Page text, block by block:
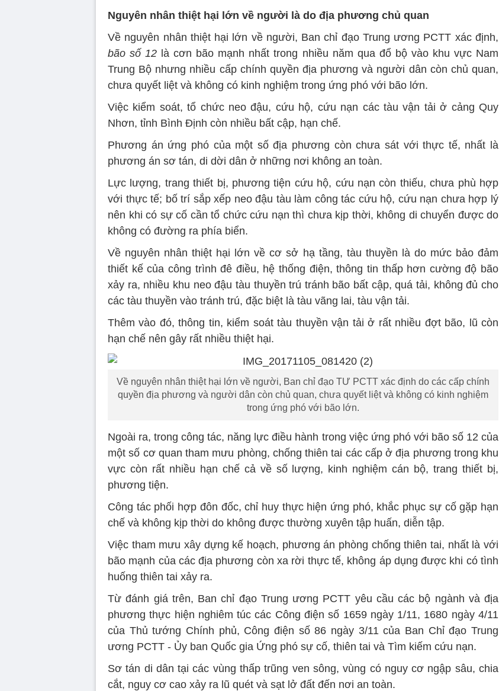
Nguyên nhân thiệt hại lớn về người là do địa phương chủ quan
Về nguyên nhân thiệt hại lớn về người, Ban chỉ đạo Trung ương PCTT xác định,
bão số 12 là cơn bão mạnh nhất trong nhiều năm qua đổ bộ vào khu vực Nam
Trung Bộ nhưng nhiều cấp chính quyền địa phương và người dân còn chủ quan,
chưa quyết liệt và không có kinh nghiệm trong ứng phó với bão lớn.
Việc kiểm soát, tổ chức neo đậu, cứu hộ, cứu nạn các tàu vận tải ở cảng Quy
Nhơn, tỉnh Bình Định còn nhiều bất cập, hạn chế.
Phương án ứng phó của một số địa phương còn chưa sát với thực tế, nhất là
phương án sơ tán, di dời dân ở những nơi không an toàn.
Lực lượng, trang thiết bị, phương tiện cứu hộ, cứu nạn còn thiếu, chưa phù hợp
với thực tế; bố trí sắp xếp neo đậu tàu làm công tác cứu hộ, cứu nạn chưa hợp lý
nên khi có sự cố cần tổ chức cứu nạn thì chưa kịp thời, không di chuyển được do
không có đường ra phía biển.
Về nguyên nhân thiệt hại lớn về cơ sở hạ tầng, tàu thuyền là do mức bảo đảm
thiết kế của công trình đê điều, hệ thống điện, thông tin thấp hơn cường độ bão
xảy ra, nhiều khu neo đậu tàu thuyền trú tránh bão bất cập, quá tải, không đủ cho
các tàu thuyền vào tránh trú, đặc biệt là tàu vãng lai, tàu vận tải.
Thêm vào đó, thông tin, kiểm soát tàu thuyền vận tải ở rất nhiều đợt bão, lũ còn
hạn chế nên gây rất nhiều thiệt hại.
Về nguyên nhân thiệt hại lớn về người, Ban chỉ đạo TƯ PCTT xác định do các cấp chính
quyền địa phương và người dân còn chủ quan, chưa quyết liệt và không có kinh nghiệm
trong ứng phó với bão lớn.
Ngoài ra, trong công tác, năng lực điều hành trong việc ứng phó với bão số 12 của
một số cơ quan tham mưu phòng, chống thiên tai các cấp ở địa phương trong khu
vực còn rất nhiều hạn chế cả về số lượng, kinh nghiệm cán bộ, trang thiết bị,
phương tiện.
Công tác phối hợp đôn đốc, chỉ huy thực hiện ứng phó, khắc phục sự cố gặp hạn
chế và không kịp thời do không được thường xuyên tập huấn, diễn tập.
Việc tham mưu xây dựng kế hoạch, phương án phòng chống thiên tai, nhất là với
bão mạnh của các địa phương còn xa rời thực tế, không áp dụng được khi có tình
huống thiên tai xảy ra.
Từ đánh giá trên, Ban chỉ đạo Trung ương PCTT yêu cầu các bộ ngành và địa
phương thực hiện nghiêm túc các Công điện số 1659 ngày 1/11, 1680 ngày 4/11
của Thủ tướng Chính phủ, Công điện số 86 ngày 3/11 của Ban Chỉ đạo Trung
ương PCTT - Ủy ban Quốc gia Ứng phó sự cố, thiên tai và Tìm kiếm cứu nạn.
Sơ tán di dân tại các vùng thấp trũng ven sông, vùng có nguy cơ ngập sâu, chia
cắt, nguy cơ cao xảy ra lũ quét và sạt lở đất đến nơi an toàn.